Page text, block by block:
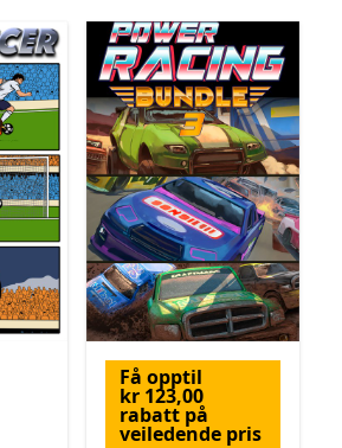
Få opptil
kr 123,00
rabatt på
veiledende pris